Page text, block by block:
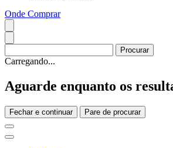
Onde Comprar
Carregando...
Aguarde enquanto os
Fechar e continuar Pare de procurar